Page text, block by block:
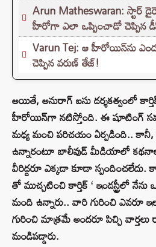
Arun Matheswaran: స్టార్
హీరోగా ఎలా ఒప్పించాడో చెప్పిన
Varun Tej: ఆ హీరోయిన్‌ను
చెప్పిన వరుణ్ తేజ్!
అయితే, అనురాగ్ ఐసు దర్శకత్వంలో
హీరోయిన్‌గా నటిస్తోంది. ఈ షూటింగ్
మధ్య మంచి పరిచయం ఏర్పడింది.. కానీ,
ఉన్నారంటూ బాలీవుడ్ మీడియాలో
వీరిద్దరూ ఎక్కడా కూడా
తో ముచ్చటించి కార్తిక్ ‘ ఇండస్ట్రీలో
మంది ఉన్నారు.. వారి గురించి
గురించి మాత్రమే అందరూ పిచ్చి వార్తలు
మండిపడ్డారు.